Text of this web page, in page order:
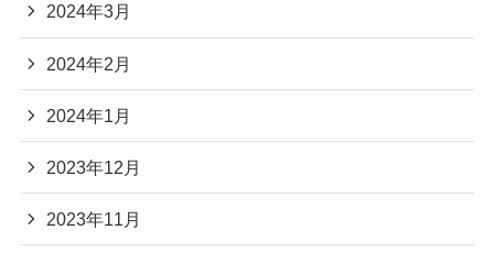
2024年3月
2024年2月
2024年1月
2023年12月
2023年11月